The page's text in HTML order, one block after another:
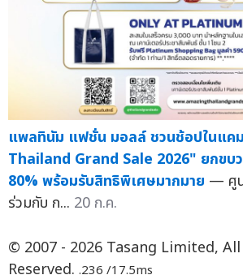
แพลทินัม แฟชั่น มอลล์ ชวนช้อปในแค
Thailand Grand Sale 2026" ยกขบ
80% พร้อมรับสิทธิพิเศษมากมาย — ศู
ร่วมกับ ก... 20 ก.ค.
© 2007 - 2026 Tasang Limited,
Reserved. .236 /17.5ms